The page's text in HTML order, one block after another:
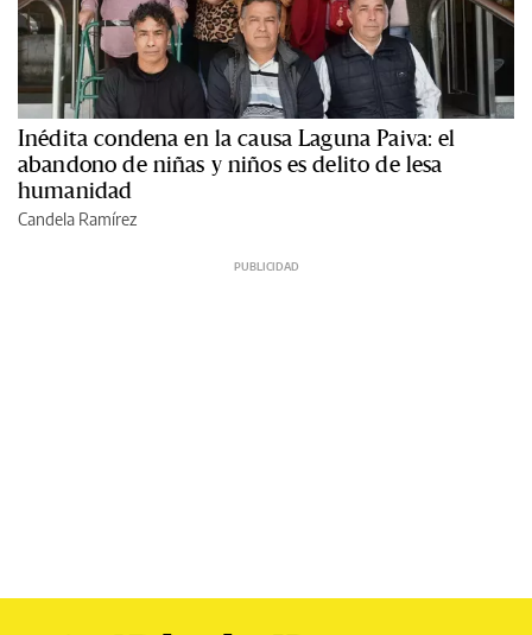
Inédita condena en la causa Laguna Paiva: el
abandono de niñas y niños es delito de lesa
humanidad
Candela Ramírez